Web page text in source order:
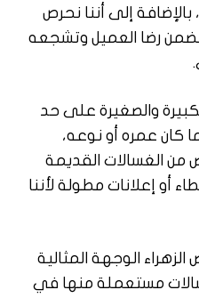
إلى أننا نحرص
رضا العميل وتشجعه
والصغيرة على حد
كان عمره أو نوعه،
من الغسالات القديمة
أو إعلانات مطولة لأننا
الوجهة المثالية
مستعملة منها في